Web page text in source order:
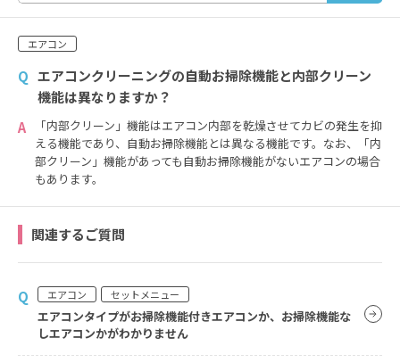
エアコン
Q エアコンクリーニングの自動お掃除機能と内部クリーン
機能は異なりますか？
A
「内部クリーン」機能はエアコン内部を乾燥させてカビの発生を抑
える機能であり、自動お掃除機能とは異なる機能です。なお、「内
部クリーン」機能があっても自動お掃除機能がないエアコンの場合
もあります。
関連するご質問
Q エアコン セットメニュー
エアコンタイプがお掃除機能付きエアコンか、お掃除機能な
しエアコンかがわかりません